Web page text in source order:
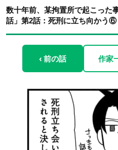
数十年前、某拘置所で起こった
話」第2話：死刑に立ち向かう⑥
‹ 前の話 作家